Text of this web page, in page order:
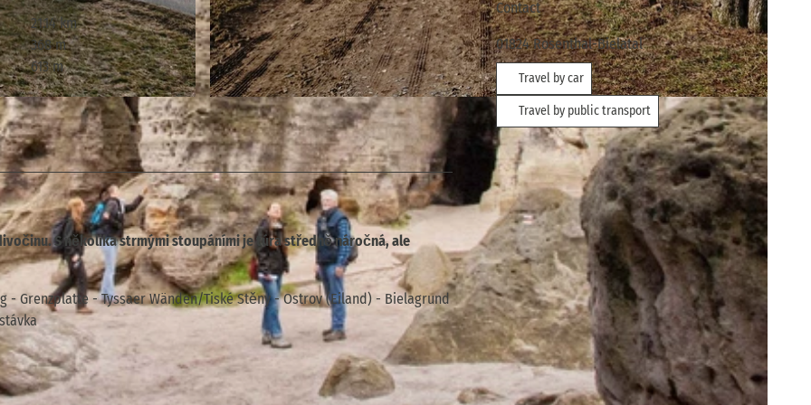
© ELBSANDSTEINGUIDES Sächsische Schweiz, Tourismusverband Sächsische Schweiz
21.14 km
368 m
613 m
S několika strmými stoupáními je túra středně náročná, ale
Grenzplatte - Tyssaer Wänden/Tiské Stěny - Ostrov (Eiland) - Bielagrund
Contact
01824Rosenthal-Bielatal
Travel by car
Travel by public transport